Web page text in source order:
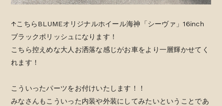
↑こちらBLUMEオリジナルホイール海神「シーヴァ」16inch
ブラックポリッシュになります！
こちら控えめな大人お洒落な感じがお車をより一層輝かせてく
れます！
こういったパーツをお付けいたします！！
みなさんもこういった内装や外装にしてみたいということであ